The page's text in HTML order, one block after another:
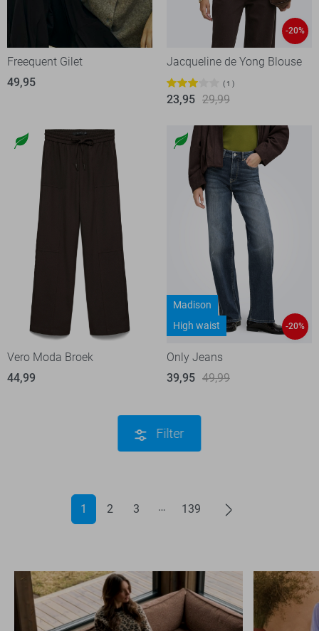
Freequent Gilet
49,95
-20%
Jacqueline de Yong Blouse
1
23,95 29,99
Vero Moda Broek
44,99
Madison
High waist
-20%
Only Jeans
39,95 49,99
Filter
1 2 3 139